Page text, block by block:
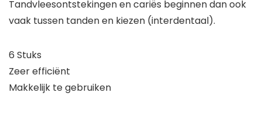
Tandvleesontstekingen en cariës beginnen dan ook
vaak tussen tanden en kiezen (interdentaal).
6 Stuks
Zeer efficiënt
Makkelijk te gebruiken